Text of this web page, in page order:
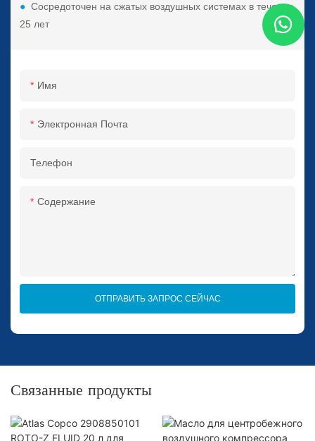
●Сосредоточен на сжатых воздушных системах в течение
25 лет
Имя
Электронная Почта
Телефон
Содержание
ОТПРАВИТЬ ЗАПРОС СЕЙЧАС
Связанные продукты